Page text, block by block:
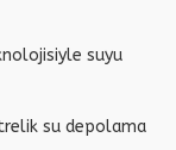
suyu
su depolama